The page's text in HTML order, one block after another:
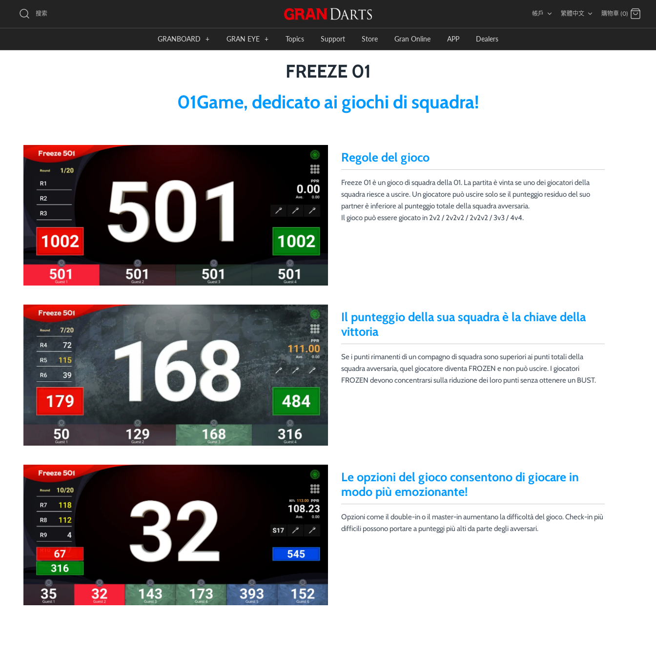
內
搜索 帳戶
語
繁體中文 購物車 (0)
GRANBOARD + GRAN EYE + Topics Support Store Gran Online APP Dealers
FREEZE 01
01Game, dedicato ai giochi di squadra!
Regole del gioco
Freeze 01 è un gioco di squadra della 01. La partita è vinta se uno dei giocatori della
squadra riesce a uscire. Un giocatore può uscire solo se il punteggio residuo del suo
partner è inferiore al punteggio totale della squadra avversaria.
Il gioco può essere giocato in 2v2 / 2v2v2 / 2v2v2 / 3v3 / 4v4.
Il punteggio della sua squadra è la chiave della
vittoria
Se i punti rimanenti di un compagno di squadra sono superiori ai punti totali della
squadra avversaria, quel giocatore diventa FROZEN e non può uscire. I giocatori
FROZEN devono concentrarsi sulla riduzione dei loro punti senza ottenere un BUST.
Le opzioni del gioco consentono di giocare in
modo più emozionante!
Opzioni come il double-in o il master-in aumentano la difficoltà del gioco. Check-in più
difficili possono portare a punteggi più alti da parte degli avversari.